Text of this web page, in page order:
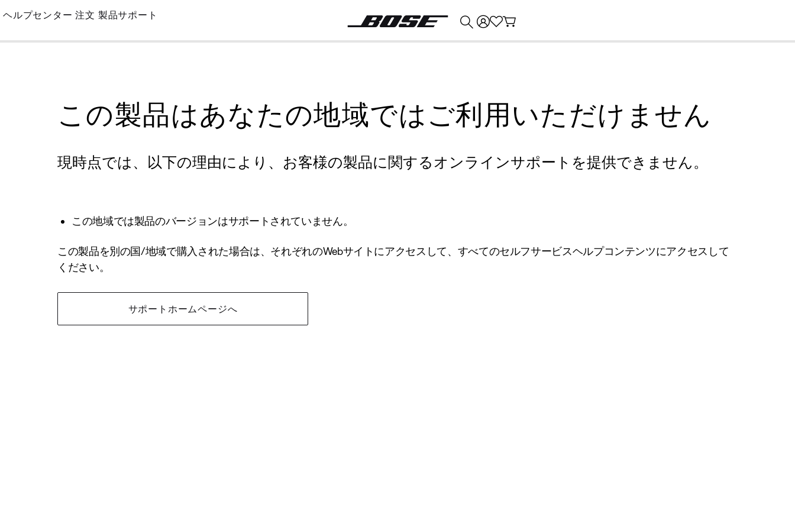
Skip
Main
ヘルプセンター 注文 製品サポート
この製品はあなたの地域ではご利用いただけません
現時点では、以下の理由により、お客様の製品に関するオンラインサポートを提供できません。
この地域では製品のバージョンはサポートされていません。
この製品を別の国/地域で購入された場合は、それぞれのWebサイトにアクセスして、すべてのセルフサービスヘルプコンテンツにアクセスして
ください。
サポートホームページへ